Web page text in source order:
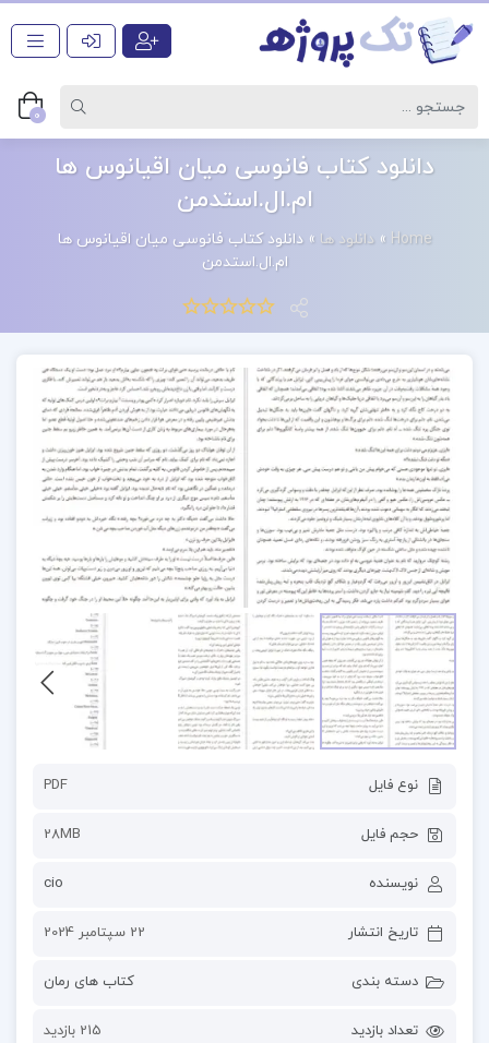
0
دانلود کتاب فانوسی میان اقیانوس ها
ام.ال.استدمن
Home
»دانلود ها »دانلود کتاب فانوسی میان اقیانوس ها
ام.ال.استدمن
نوع فایل PDF
حجم فایل 28MB
نویسنده cio
تاریخ انتشار 22 سپتامبر 2024
دسته بندی کتاب های رمان
تعداد بازدید 215 بازدید